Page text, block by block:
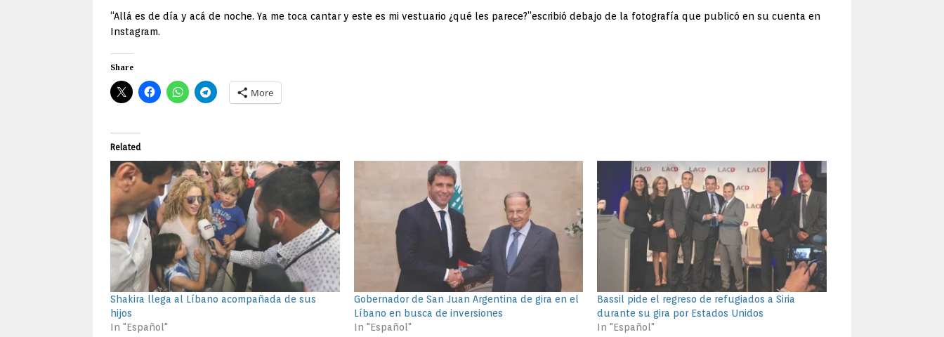
“Allá es de día y acá de noche. Ya me toca cantar y este es mi vestuario ¿qué les parece?”escribió debajo de la fotografía que publicó en su cuenta en
Instagram.
Share
More
Related
Shakira llega al Líbano acompañada de sus
hijos
In "Español"
Gobernador de San Juan Argentina de gira en el
Líbano en busca de inversiones
In "Español"
Bassil pide el regreso de refugiados a Siria
durante su gira por Estados Unidos
In "Español"